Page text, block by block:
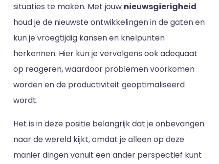
situaties te maken. Met jouw nieuwsgierigheid
houd je de nieuwste ontwikkelingen in de gaten en
kun je vroegtijdig kansen en knelpunten
herkennen. Hier kun je vervolgens ook adequaat
op reageren, waardoor problemen voorkomen
worden en de productiviteit geoptimaliseerd
wordt.
Het is in deze positie belangrijk dat je onbevangen
naar de wereld kijkt, omdat je alleen op deze
manier dingen vanuit een ander perspectief kunt